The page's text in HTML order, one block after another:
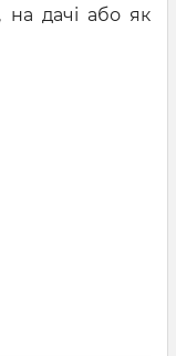
на дачі або як